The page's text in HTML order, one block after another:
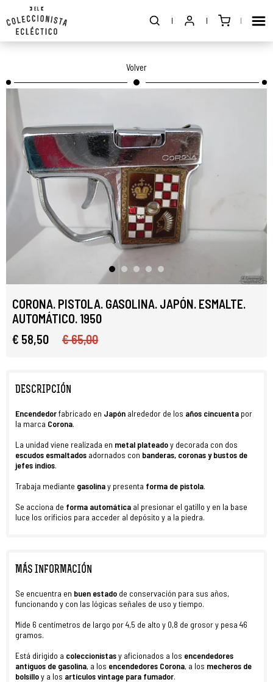
Volver
CORONA. PISTOLA. GASOLINA. JAPÓN. ESMALTE.
AUTOMÁTICO. 1950
€ 58,50
€ 65,00
DESCRIPCIÓN
Encendedorfabricado en Japón alrededor de los años cincuenta por
la marca Corona.
La unidad viene realizada en metal plateadoy decorada con dos
escudos esmaltados adornados con banderas, coronas y bustos de
jefes indios.
Trabaja mediante gasolinay presenta forma de pistola.
Se acciona de forma automática al presionar el gatillo y en la base
luce los orificios para acceder al depósito y a la piedra.
MÁS INFORMACIÓN
Se encuentra en buen estado de conservación para sus años,
funcionando y con las lógicas señales de uso y tiempo.
Mide 6 centímetros de largo por 4,5 de alto y 0,8 de grosor y pesa 46
gramos.
Está dirigido a coleccionistasy aficionados a los encendedores
antiguos de gasolina, a los encendedores Corona, a los mecheros de
bolsilloy a los artículos vintage para fumador.